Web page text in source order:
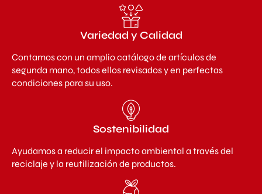
Variedad y Calidad
Contamos con un amplio catálogo de artículos de
segunda mano, todos ellos revisados y en perfectas
condiciones para su uso.
Sostenibilidad
Ayudamos a reducir el impacto ambiental a través del
reciclaje y la reutilización de productos.